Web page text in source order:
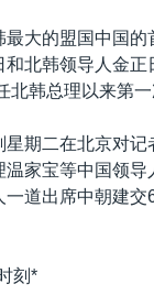
大的盟国中国的
北韩领导人金正
韩总理以来第一
期二在北京对记
家宝等中国领导
道出席中朝建交
刻*